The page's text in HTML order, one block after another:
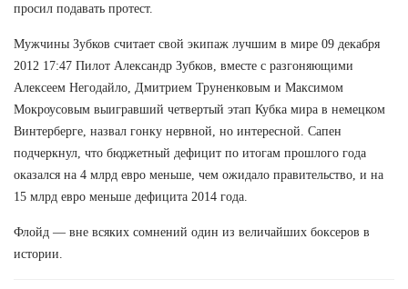
просил подавать протест.
Мужчины Зубков считает свой экипаж лучшим в мире 09 декабря
2012 17:47 Пилот Александр Зубков, вместе с разгоняющими
Алексеем Негодайло, Дмитрием Труненковым и Максимом
Мокроусовым выигравший четвертый этап Кубка мира в немецком
Винтерберге, назвал гонку нервной, но интересной. Сапен
подчеркнул, что бюджетный дефицит по итогам прошлого года
оказался на 4 млрд евро меньше, чем ожидало правительство, и на
15 млрд евро меньше дефицита 2014 года.
Флойд — вне всяких сомнений один из величайших боксеров в
истории.